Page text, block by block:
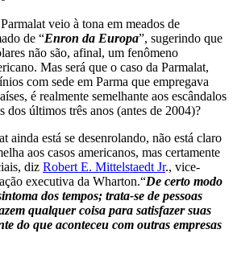
veio à tona em meados de
de “Enron da Europa”, sugerindo que
não são, afinal, um fenômeno
Mas será que o caso da Parmalat,
com sede em Parma que empregava
é realmente semelhante aos escândalos
dos últimos três anos (antes de 2004)?
ainda está se desenrolando, não está claro
aos casos americanos, mas certamente
diz Robert E. Mittelstaedt Jr., vice-
executiva da Wharton.“De certo modo
dos tempos; trata-se de pessoas
qualquer coisa para satisfazer suas
do que aconteceu com outras empresas